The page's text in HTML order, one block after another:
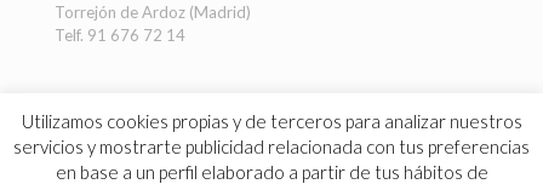
Torrejón de Ardoz (Madrid)
Telf. 91 676 72 14
Utilizamos cookies propias y de terceros para analizar nuestros
servicios y mostrarte publicidad relacionada con tus preferencias
en base a un perfil elaborado a partir de tus hábitos de